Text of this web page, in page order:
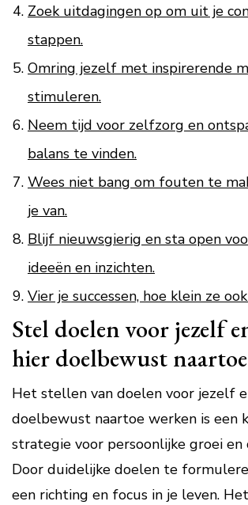
Zoek uitdagingen op om uit je
stappen.
Omring jezelf met inspirerende
stimuleren.
Neem tijd voor zelfzorg en
balans te vinden.
Wees niet bang om fouten te
je van.
Blijf nieuwsgierig en sta open
ideeën en inzichten.
Vier je successen, hoe klein ze
Stel doelen voor jezelf
hier doelbewust
Het stellen van doelen voor jezelf
doelbewust naartoe werken is een
strategie voor persoonlijke groei
Door duidelijke doelen te
een richting en focus in je leven.